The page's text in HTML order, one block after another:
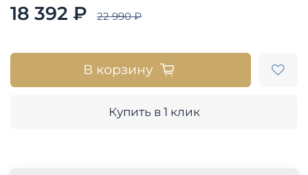
18 392 ₽ 22 990 ₽
В корзину
Купить в 1 клик